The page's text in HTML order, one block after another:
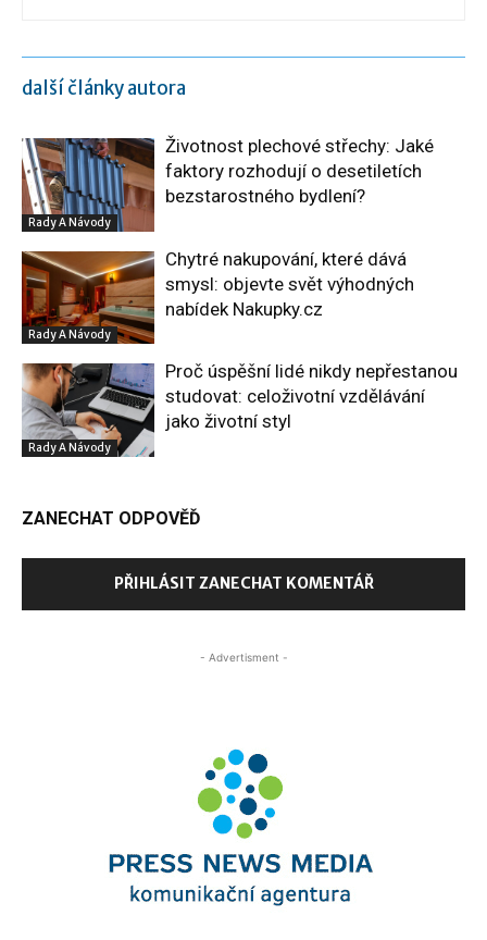
další články autora
Rady A Návody
Životnost plechové střechy: Jaké
faktory rozhodují o desetiletích
bezstarostného bydlení?
Rady A Návody
Chytré nakupování, které dává
smysl: objevte svět výhodných
nabídek Nakupky.cz
Rady A Návody
Proč úspěšní lidé nikdy nepřestanou
studovat: celoživotní vzdělávání
jako životní styl
ZANECHAT ODPOVĚĎ
PŘIHLÁSIT ZANECHAT KOMENTÁŘ
- Advertisment -